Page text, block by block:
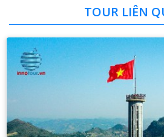
TOUR LIÊN